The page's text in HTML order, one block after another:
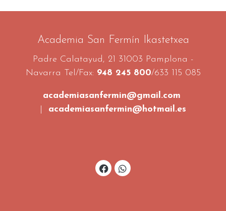
Academia San Fermín Ikastetxea
Padre Calatayud, 21 31003 Pamplona -
Navarra Tel/Fax: 948 245 800/633 115 085
academiasanfermin@gmail.com
academiasanfermin@hotmail.es